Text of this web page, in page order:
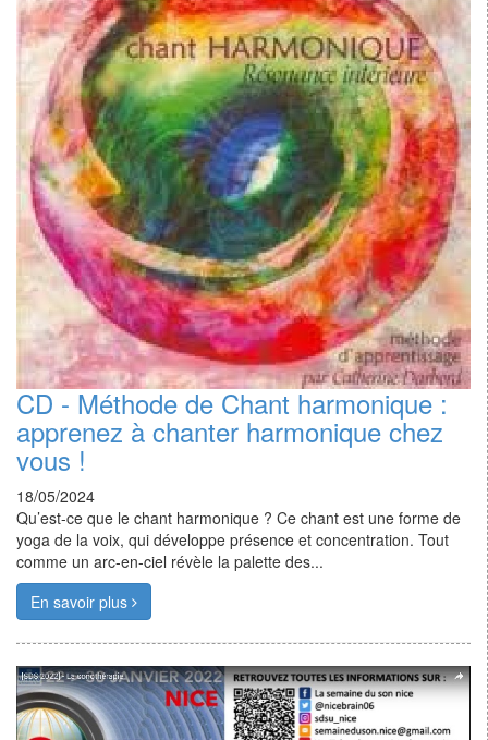
CD - Méthode de Chant harmonique :
apprenez à chanter harmonique chez
vous !
18/05/2024
Qu’est-ce que le chant harmonique ? Ce chant est une forme de
yoga de la voix, qui développe présence et concentration. Tout
comme un arc-en-ciel révèle la palette des...
En savoir plus